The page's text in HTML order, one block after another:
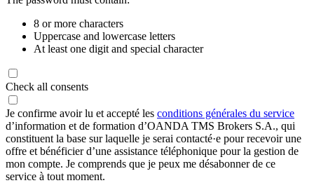
8 or more characters
Uppercase and lowercase letters
At least one digit and special character
Check all consents
Je confirme avoir lu et accepté les conditions générales du service
d’information et de formation d’OANDA TMS Brokers S.A., qui
constituent la base sur laquelle je serai contacté·e pour recevoir une
offre et bénéficier d’une assistance téléphonique pour la gestion de
mon compte. Je comprends que je peux me désabonner de ce
service à tout moment.